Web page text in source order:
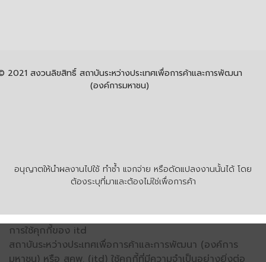
อนุญาตให้นำผลงานไปใช้ ทำซ้ำ แจกจ่าย หรือดัดแปลงงานนั้นได้ โดย
ต้องระบุที่มาและต้องไม่ใช่เพื่อการค้า
2021 สงวนลิขสิทธิ์ สถาบันระหว่างประเทศเพื่อการค้าและการพัฒนา
(องค์การมหาชน)
การใช้คุกกี้ของ itd
สถาบันระหว่างประเทศเพื่อการค้าและการพัฒนา (องค์การ
มหาชน) หรือ สคพ. (itd) ใช้คุกกี้ที่มีความจำเป็นอย่างยิ่งต่อ